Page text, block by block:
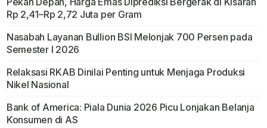
Rp 2,41–Rp 2,72 Juta per Gram
Nasabah Layanan Bullion BSI Melonjak 700 Persen pada
Semester I 2026
Relaksasi RKAB Dinilai Penting untuk Menjaga Produksi
Nikel Nasional
Bank of America: Piala Dunia 2026 Picu Lonjakan Belanja
Konsumen di AS